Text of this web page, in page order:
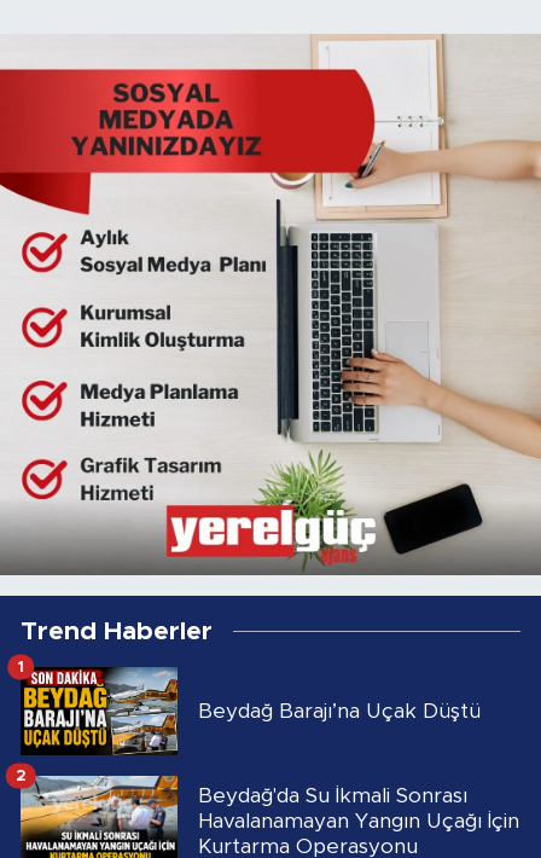
Trend Haberler
Beydağ Barajı’na Uçak Düştü
1
Beydağ'da Su İkmali Sonrası
Havalanamayan Yangın Uçağı İçin
Kurtarma Operasyonu
2